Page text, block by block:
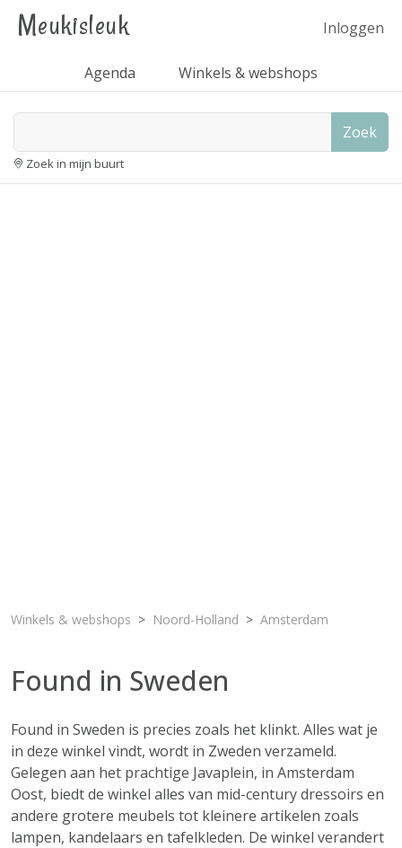
Meukisleuk Inloggen
Agenda Winkels & webshops
Zoek
Zoek in mijn buurt
Winkels & webshops Noord-Holland Amsterdam
Found in Sweden
Found in Sweden is precies zoals het klinkt. Alles wat je
in deze winkel vindt, wordt in Zweden verzameld.
Gelegen aan het prachtige Javaplein, in Amsterdam
Oost, biedt de winkel alles van mid-century dressoirs en
andere grotere meubels tot kleinere artikelen zoals
lampen, kandelaars en tafelkleden. De winkel verandert